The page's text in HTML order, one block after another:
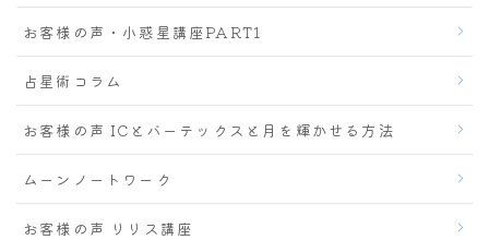
お客様の声・小惑星講座PART1
占星術コラム
お客様の声 ICとバーテックスと月を輝かせる方法
ムーンノートワーク
お客様の声 リリス講座